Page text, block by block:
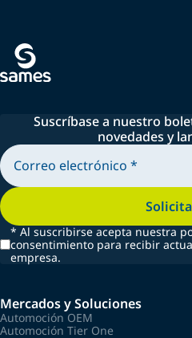
Suscríbase a nuestro
novedades y
* Al suscribirse acepta nuestra
consentimiento para recibir
empresa.
Mercados y Soluciones
Automoción OEM
Automoción Tier One